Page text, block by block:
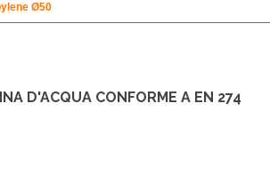
Ø50
D'ACQUA CONFORME A EN 274